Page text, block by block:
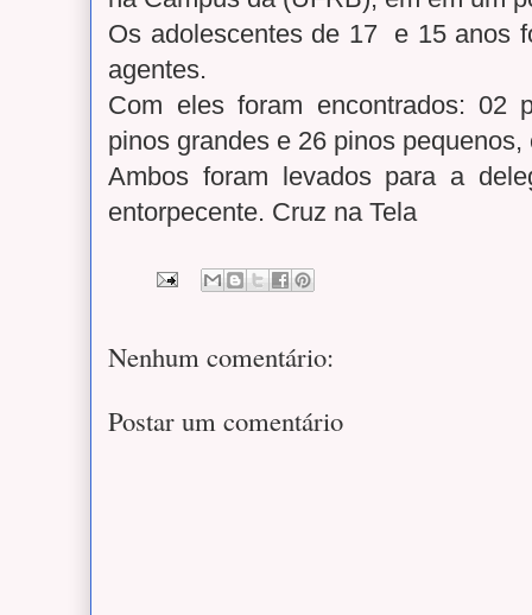
Os adolescentes de 17 e 15 anos
agentes.
Com eles foram encontrados: 02
pinos grandes e 26 pinos
Ambos foram levados para a
entorpecente. Cruz na Tela
Nenhum comentário:
Postar um comentário